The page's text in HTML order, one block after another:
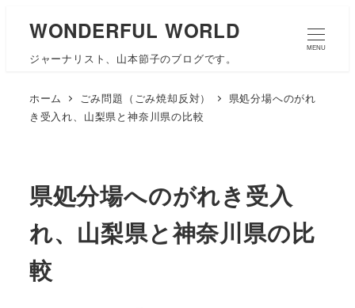
WONDERFUL WORLD
ジャーナリスト、山本節子のブログです。
MENU
ホーム ごみ問題（ごみ焼却反対）
県処分場へのがれ
き受入れ、山梨県と神奈川県の比較
県処分場へのがれき受入
れ、山梨県と神奈川県の比
較